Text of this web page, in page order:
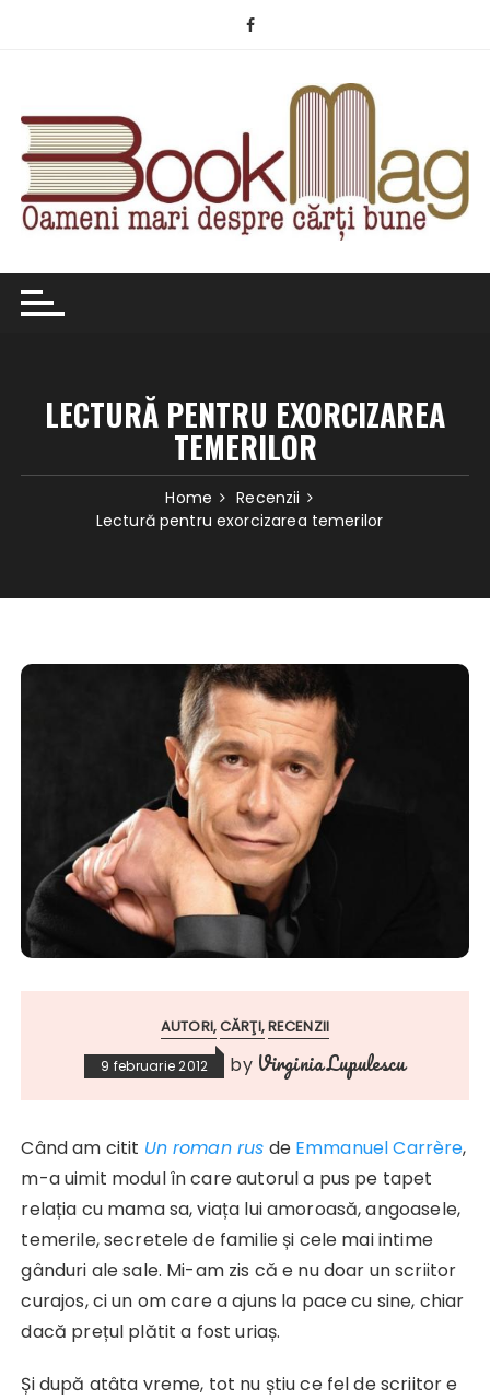
LECTURĂ PENTRU EXORCIZAREA
TEMERILOR
Home
Recenzii
Lectură pentru exorcizarea temerilor
AUTORI CĂRŢI RECENZII
9 februarie 2012 by Virginia Lupulescu
Când am citit Un roman rus de Emmanuel Carrère,
m-a uimit modul în care autorul a pus pe tapet
relația cu mama sa, viața lui amoroasă, angoasele,
temerile, secretele de familie și cele mai intime
gânduri ale sale. Mi-am zis că e nu doar un scriitor
curajos, ci un om care a ajuns la pace cu sine, chiar
dacă prețul plătit a fost uriaș.
Și după atâta vreme, tot nu știu ce fel de scriitor e